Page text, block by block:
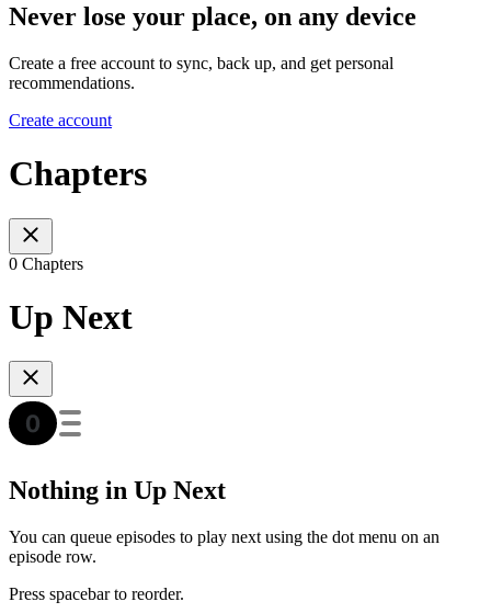
Never lose your place, on any device
Create a free account to sync, back up, and get personal
recommendations.
Create account
Chapters
0 Chapters
Up Next
Nothing in Up Next
You can queue episodes to play next using the dot menu on an
episode row.
Press spacebar to reorder.